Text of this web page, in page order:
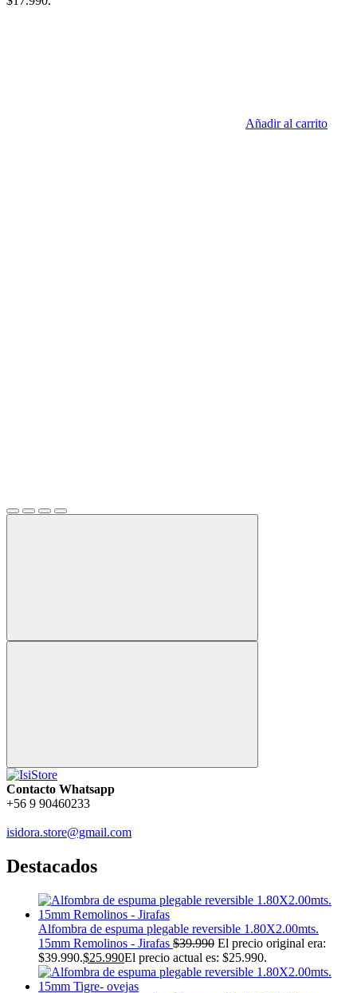
Añadir al carrito
Contacto Whatsapp
+56 9 90460233
isidora.store@gmail.com
Destacados
Alfombra de espuma plegable reversible 1.80X2.00mts.
15mm Remolinos - Jirafas $39.990 El precio original era:
$39.990.$25.990El precio actual es: $25.990.